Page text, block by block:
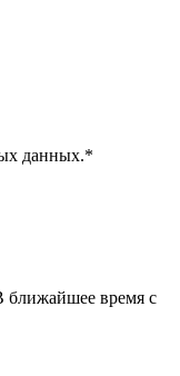
данных.*
ближайшее время с